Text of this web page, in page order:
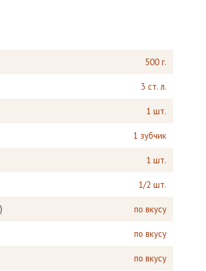
500 г.
3 ст. л.
1 шт.
1 зубчик
1 шт.
1/2 шт.
по вкусу
по вкусу
по вкусу